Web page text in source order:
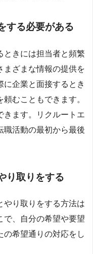
する必要がある
ときには担当者と頻繁
まざまな情報の提供を
に企業と面接するとき
むこともできます。
きます。リクルートエ
職活動の最初から最後
り取りをする
やり取りをする方法は
で、自分の希望や要望
の希望通りの対応をし